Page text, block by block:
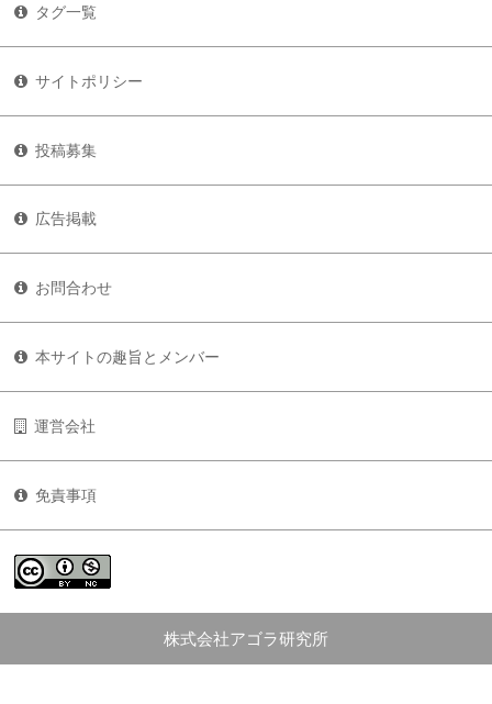
タグ一覧
サイトポリシー
投稿募集
広告掲載
お問合わせ
本サイトの趣旨とメンバー
運営会社
免責事項
株式会社アゴラ研究所